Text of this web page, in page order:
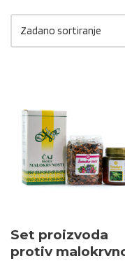
Set proizvoda
protiv